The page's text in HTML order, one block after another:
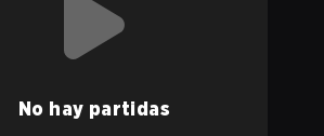
No hay partidas